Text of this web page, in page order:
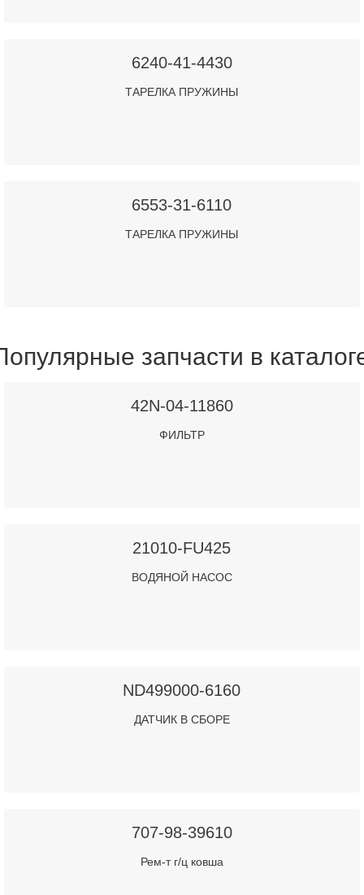
6240-41-4430
ТАРЕЛКА ПРУЖИНЫ
6553-31-6110
ТАРЕЛКА ПРУЖИНЫ
запчасти в
42N-04-11860
ФИЛЬТР
21010-FU425
ВОДЯНОЙ НАСОС
ND499000-6160
ДАТЧИК В СБОРЕ
707-98-39610
Рем-т г/ц ковша